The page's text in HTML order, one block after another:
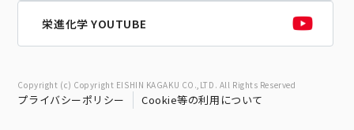
栄進化学 YOUTUBE
Copyright (c) Copyright EISHIN KAGAKU CO.,LTD. All Rights Reserved
プライバシーポリシー Cookie等の利用について